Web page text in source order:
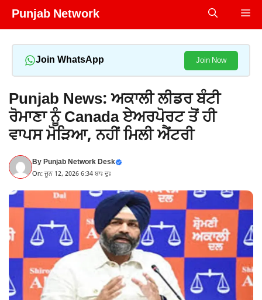
Skip
Punjab Network
Join WhatsApp Join Now
Punjab News: ਅਕਾਲੀ ਲੀਡਰ ਬੰਟੀ
ਰੋਮਾਣਾ ਨੂੰ Canada ਏਅਰਪੋਰਟ ਤੋਂ ਹੀ
ਵਾਪਸ ਮੋੜਿਆ, ਨਹੀਂ ਮਿਲੀ ਐਂਟਰੀ
ByPunjab Network Desk
On: ਜੂਨ 12, 2026 6:34 ਬਾਃ ਦੁਃ